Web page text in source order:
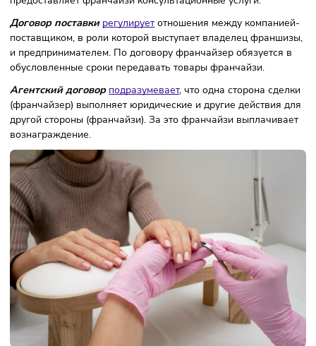
Договор оказания услуг
Согласно ГК РФ, если стороны подписываютдоговор
оказания услуг, исполнитель обязуется совершить
определённые действия, а заказчик – заплатить за эти
Договор может быть заключён на оказание аудиторских,
консультационных, обучающих, информационных услуг.
Другие договоры
Франчайзеры оформляют отношения с франчайзи с
договора консалтинга, договора поставки или агентского
договора.
Консалтинговый договорзаключают, когда франчайзер
предоставляет франчайзи консультационные услуги.
Договор поставки регулируетотношения между
поставщиком, в роли которой выступает владелец
и предпринимателем. По договору франчайзер
обусловленные сроки передавать товары франчайзи.